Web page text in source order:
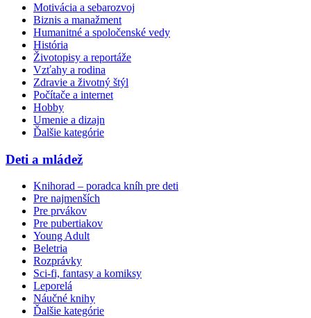
Motivácia a sebarozvoj
Biznis a manažment
Humanitné a spoločenské vedy
História
Životopisy a reportáže
Vzťahy a rodina
Zdravie a životný štýl
Počítače a internet
Hobby
Umenie a dizajn
Ďalšie kategórie
Deti a mládež
Knihorad – poradca kníh pre deti
Pre najmenších
Pre prvákov
Pre pubertiakov
Young Adult
Beletria
Rozprávky
Sci-fi, fantasy a komiksy
Leporelá
Náučné knihy
Ďalšie kategórie